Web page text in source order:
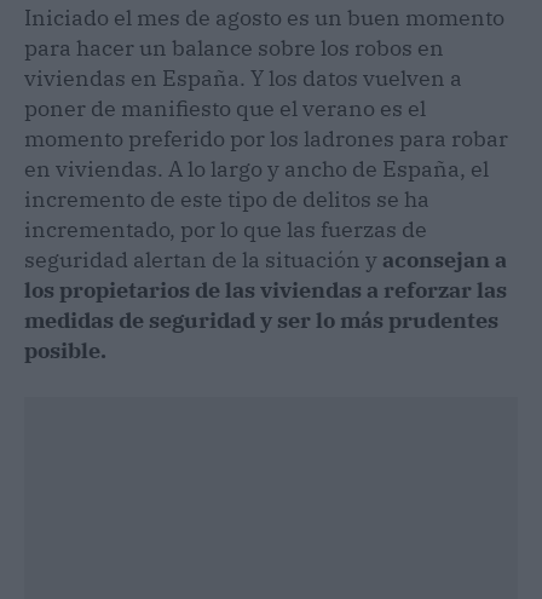
Iniciado el mes de agosto es un buen momento
para hacer un balance sobre los robos en
viviendas en España. Y los datos vuelven a
poner de manifiesto que el verano es el
momento preferido por los ladrones para robar
en viviendas. A lo largo y ancho de España, el
incremento de este tipo de delitos se ha
incrementado, por lo que las fuerzas de
seguridad alertan de la situación y aconsejan a
los propietarios de las viviendas a reforzar las
medidas de seguridad y ser lo más prudentes
posible.